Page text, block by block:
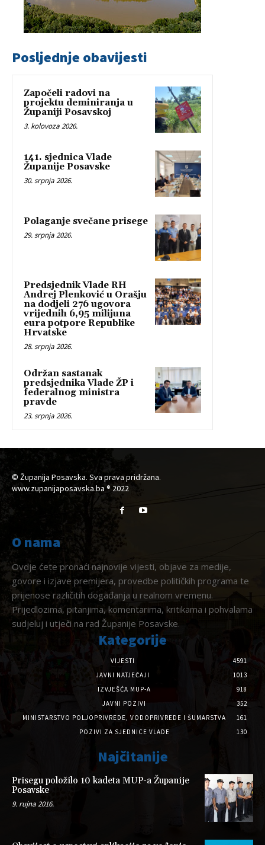
Posljednje obavijesti
Započeli radovi na
projektu deminiranja u
Županiji Posavskoj
3. kolovoza 2026.
141. sjednica Vlade
Županije Posavske
30. srpnja 2026.
Polaganje svečane prisege
29. srpnja 2026.
Predsjednik Vlade RH
Andrej Plenković u Orašju
na dodjeli 276 ugovora
vrijednih 6,95 milijuna
eura potpore Republike
Hrvatske
28. srpnja 2026.
Održan sastanak
predsjednika Vlade ŽP i
federalnog ministra
pravde
23. srpnja 2026.
© Županija Posavska. Sva prava pridržana.
www.zupanijaposavska.ba ® 2022
O nama
Ovdje ćete pronaći najnovije vijesti, objave za medije,
govore i izjave premijera, provedbe političkih programa te
prijenose različitih događanja u realnom vremenu.
Prijedlozima, pitanjima, komentarima, kritikama i pohvalama
sudjeluj i utječi na rad Županije Posavske.
Kategorije
VIJESTI
4591
JAVNI NATJEČAJI
1013
IZVJEŠĆA MUP-A
918
JAVNI POZIVI
352
MINISTARSTVO POLJOPRIVREDE, VODOPRIVREDE I ŠUMARSTVA
161
POZIVI ZA SJEDNICE VLADE
130
Najčitanije
Prisegu položilo 10 kadeta MUP-a Županije
Posavske
9. rujna 2016.